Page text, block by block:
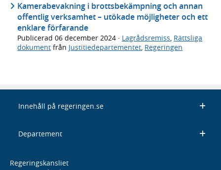
Kamerabevakning i brottsbekämpning och annan
offentlig verksamhet – utökade möjligheter och ett
enklare förfarande
Publicerad 06 december 2024 · Lagrådsremiss, Rättsliga
dokument från Justitiedepartementet, Regeringen
Innehåll på regeringen.se
Departement
Regeringskansliet